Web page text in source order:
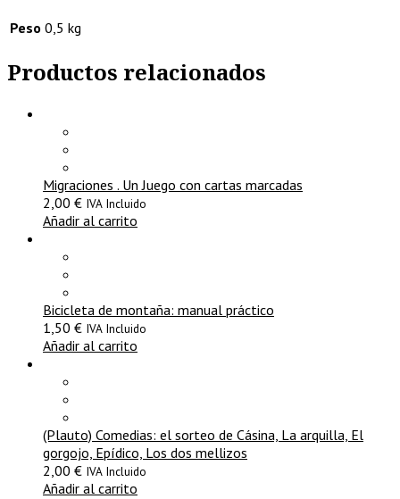
Peso 0,5 kg
Productos relacionados
Migraciones . Un Juego con cartas marcadas
2,00 € IVA Incluido
Añadir al carrito
Bicicleta de montaña: manual práctico
1,50 € IVA Incluido
Añadir al carrito
(Plauto) Comedias: el sorteo de Cásina, La arquilla, El
gorgojo, Epídico, Los dos mellizos
2,00 € IVA Incluido
Añadir al carrito